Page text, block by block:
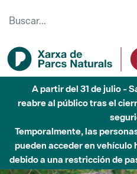
A partir del 31 de julio -
reabre al público tras el
Temporalmente, las
pueden acceder en
debido a una restricción de